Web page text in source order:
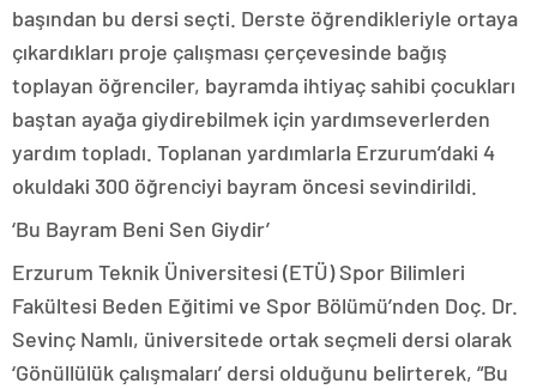
başından bu dersi seçti. Derste öğrendikleriyle ortaya
çıkardıkları proje çalışması çerçevesinde bağış
toplayan öğrenciler, bayramda ihtiyaç sahibi çocukları
baştan ayağa giydirebilmek için yardımseverlerden
yardım topladı. Toplanan yardımlarla Erzurum’daki 4
okuldaki 300 öğrenciyi bayram öncesi sevindirildi.
‘Bu Bayram Beni Sen Giydir’
Erzurum Teknik Üniversitesi (ETÜ) Spor Bilimleri
Fakültesi Beden Eğitimi ve Spor Bölümü’nden Doç. Dr.
Sevinç Namlı, üniversitede ortak seçmeli dersi olarak
‘Gönüllülük çalışmaları’ dersi olduğunu belirterek, “Bu